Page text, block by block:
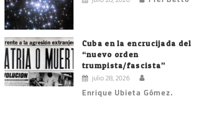
Cuba en la encrucijada del
“nuevo orden
trumpista/fascista”
julio 28, 2026
Enrique Ubieta Gómez.